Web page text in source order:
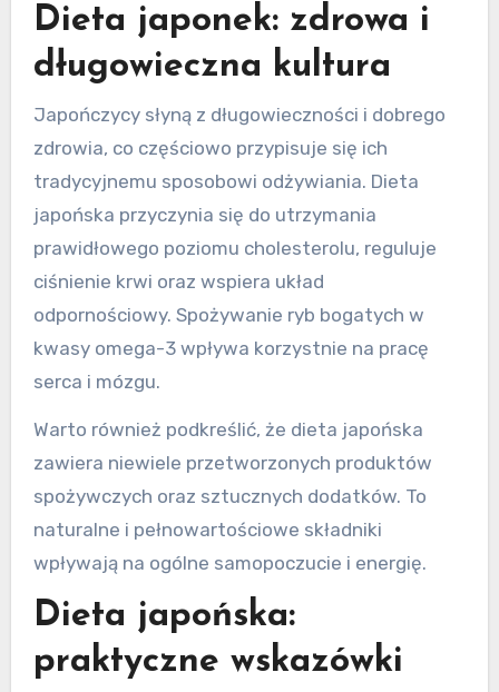
Dieta japonek: zdrowa i
długowieczna kultura
Japończycy słyną z długowieczności i dobrego
zdrowia, co częściowo przypisuje się ich
tradycyjnemu sposobowi odżywiania. Dieta
japońska przyczynia się do utrzymania
prawidłowego poziomu cholesterolu, reguluje
ciśnienie krwi oraz wspiera układ
odpornościowy. Spożywanie ryb bogatych w
kwasy omega-3 wpływa korzystnie na pracę
serca i mózgu.
Warto również podkreślić, że dieta japońska
zawiera niewiele przetworzonych produktów
spożywczych oraz sztucznych dodatków. To
naturalne i pełnowartościowe składniki
wpływają na ogólne samopoczucie i energię.
Dieta japońska:
praktyczne wskazówki